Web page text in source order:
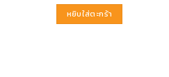
หยิบใส่ตะกร้า